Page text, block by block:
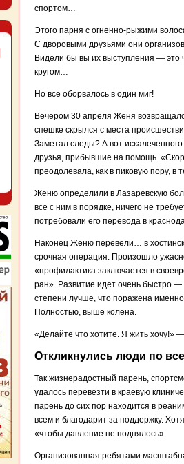
спортом…
Этого парня с огненно-рыжими
С дворовыми друзьями они
Видели бы вы их выступления — это
кругом…
Но все оборвалось в один миг!
Вечером 30 апреля Женя
спешке скрылся с места
Заметал следы? А вот
друзья, прибывшие на помощь.
преодолевала, как в пиковую пору, в
Женю определили в Лазаревскую
все с ним в порядке, ничего не
потребовали его перевода в
Наконец Женю перевели… в
срочная операция. Произошло
«профилактика заключается в
ран». Развитие идет очень быстро —
степени лучше, что поражена
Полностью, выше колена.
«Делайте что хотите. Я жить
Откликнулись люди по
Так жизнерадостный парень,
удалось перевезти в краевую
парень до сих пор находится в
всем и благодарит за поддержку.
«чтобы давление не поднялось».
Организованная ребятами